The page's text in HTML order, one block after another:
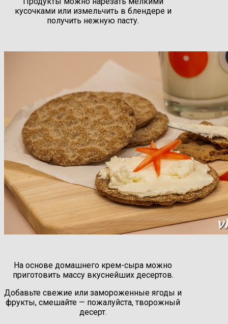
кусочками или измельчить в блендере и
получить нежную пасту.
На основе домашнего крем-сыра можно
приготовить массу вкуснейших десертов.
Добавьте свежие или замороженные ягоды и
фрукты, смешайте — пожалуйста, творожный
десерт.